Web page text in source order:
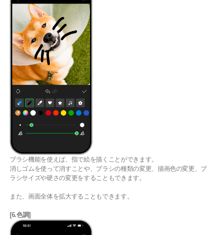
ブラシ機能を使えば、指で絵を描くことができます。
消しゴムを使って消すことや、ブラシの種類の変更、描画色の変更、ブ
ラシサイズや硬さの変更をすることもできます。
また、画面全体を拡大することもできます。
[6.色調]